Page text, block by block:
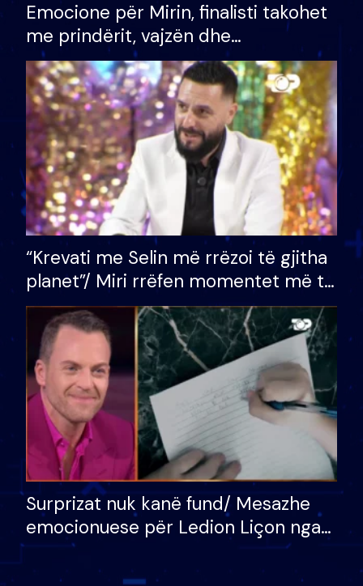
Emocione për Mirin, finalisti takohet
me prindërit, vajzën dhe
bashkëshorten: S’kemi ndonjë letër
divorci apo jo?
“Krevati me Selin më rrëzoi të gjitha
planet”/ Miri rrëfen momentet më të
bukura në shtëpinë e BB VIP: Do më
mungojë zilja e mëngjesit kur…
Surprizat nuk kanë fund/ Mesazhe
emocionuese për Ledion Liçon nga
nëna dhe fëmijët e tij, moderatori
nuk i mban dot lotët: Nuk meritoj…